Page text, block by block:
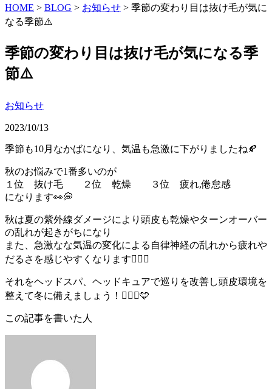
HOME > BLOG > お知らせ > 季節の変わり目は抜け毛が気に
なる季節⚠️
季節の変わり目は抜け毛が気になる季
節⚠️
お知らせ
2023/10/13
季節も10月なかばになり、気温も急激に下がりましたね🍂
秋のお悩みで1番多いのが
１位 抜け毛 ２位 乾燥 ３位 疲れ,倦怠感
になります👀💭
秋は夏の紫外線ダメージにより頭皮も乾燥やターンオーバー
の乱れが起きがちになり
また、急激なな気温の変化による自律神経の乱れから疲れや
だるさを感じやすくなります🤦🏻‍♀️
それをヘッドスパ、ヘッドキュアで巡りを改善し頭皮環境を
整えて冬に備えましょう！💆🏻‍♀️🩵
この記事を書いた人